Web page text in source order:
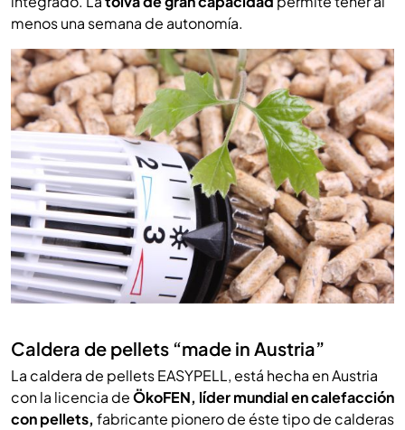
menos una semana de autonomía.
Caldera de pellets “made in Austria”
La caldera de pellets EASYPELL, está hecha en Austria
con la licencia deÖkoFEN, líder mundial en calefacción
con pellets, fabricante pionero de éste tipo de calderas